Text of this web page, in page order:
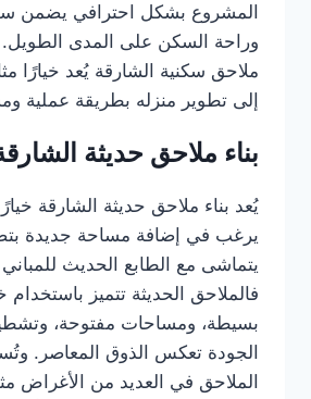
المشروع بشكل احترافي يضمن
وراحة السكن على المدى الطويل.
ملاحق سكنية الشارقة يُعد خيارًا
إلى تطوير منزله بطريقة عملية
بناء ملاحق حديثة
يُعد بناء ملاحق حديثة الشارقة
يرغب في إضافة مساحة جديدة
يتماشى مع الطابع الحديث
فالملاحق الحديثة تتميز
بسيطة، ومساحات مفتوحة،
الجودة تعكس الذوق المعاصر.
الملاحق في العديد من الأغراض